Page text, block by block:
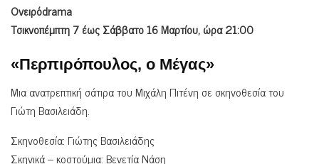
Ονειρόdrama
Τσικνοπέμπτη 7 έως Σάββατο 16 Μαρτίου, ώρα 21:00
«Περπιρόπουλος, ο Μέγας»
Μια ανατρεπτική σάτιρα του Μιχάλη Πιτένη σε σκηνοθεσία του
Γιώτη Βασιλειάδη.
Σκηνοθεσία: Γιώτης Βασιλειάδης
Σκηνικά – κοστούμια: Βενετία Νάση